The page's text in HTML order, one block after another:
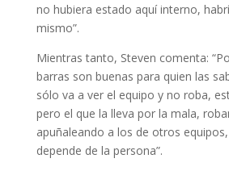
no hubiera estado aquí interno,
mismo”.
Mientras tanto, Steven comenta:
barras son buenas para quien las
sólo va a ver el equipo y no roba,
pero el que la lleva por la mala,
apuñaleando a los de otros
depende de la persona”.